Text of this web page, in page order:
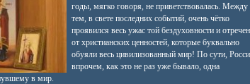
годы, мягко говоря, не приветствовалась. Между
тем, в свете последних событий, очень чётко
проявился весь ужас той бездуховности и
от христианских ценностей, которые буквально
обуяли весь цивилизованный мир! По сути,
впрочем, как это не раз уже бывало, одна
в мир.